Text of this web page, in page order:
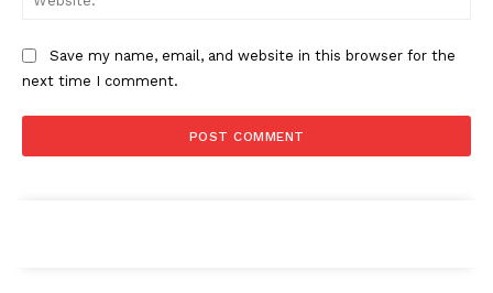
Save my name, email, and website in this browser for the
next time I comment.